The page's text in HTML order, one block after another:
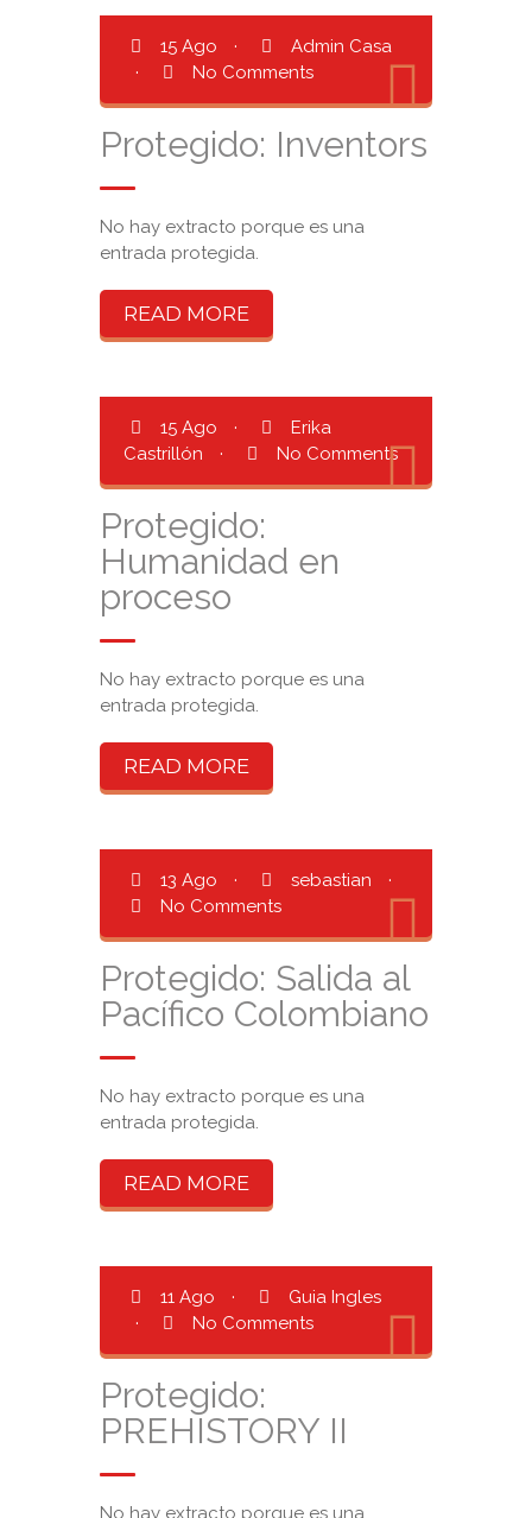
15 Ago ·
Admin Casa
·
No Comments
Protegido: Inventors
No hay extracto porque es una
entrada protegida.
READ MORE
15 Ago ·
Erika
Castrillón
· No Comments
Protegido:
Humanidad en
proceso
No hay extracto porque es una
entrada protegida.
READ MORE
13 Ago · sebastian
·
No Comments
Protegido: Salida al
Pacífico Colombiano
No hay extracto porque es una
entrada protegida.
READ MORE
11 Ago ·
Guia Ingles
·
No Comments
Protegido:
PREHISTORY II
No hay extracto porque es una